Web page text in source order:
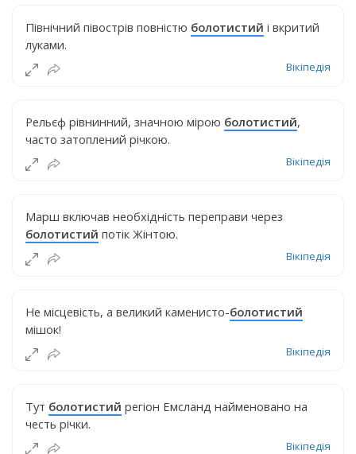
Північний півострів повністю болотистий і вкритий
луками.
Вікіпедія
Рельєф рівнинний, значною мірою болотистий,
часто затоплений річкою.
Вікіпедія
Марш включав необхідність переправи через
болотистий потік Жінтою.
Вікіпедія
Не місцевість, а великий каменисто-болотистий
мішок!
Вікіпедія
Тут болотистий регіон Емсланд найменовано на
честь річки.
Вікіпедія